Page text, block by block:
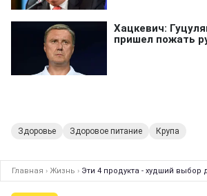
Здоровье Здоровое питание Крупа
Главная › Жизнь › Эти 4 продукта - худший выбор